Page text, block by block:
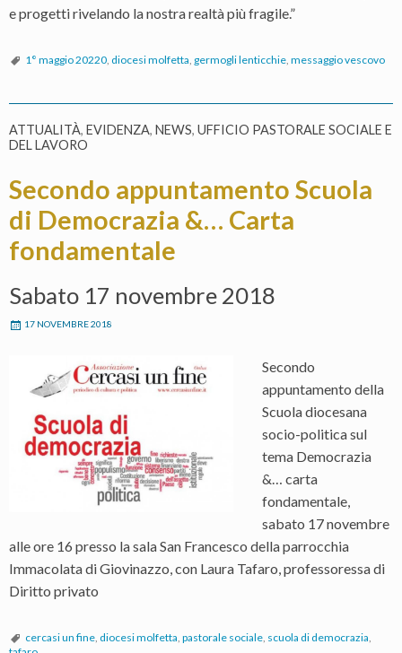
e progetti rivelando la nostra realtà più fragile.”
1° maggio 20220 diocesi molfetta germogli lenticchie messaggio vescovo
ATTUALITÀ, EVIDENZA, NEWS, UFFICIO PASTORALE SOCIALE E
DEL LAVORO
Secondo appuntamento Scuola
di Democrazia &… Carta
fondamentale
Sabato 17 novembre 2018
17 NOVEMBRE 2018
Secondo
appuntamento della
Scuola diocesana
socio-politica sul
tema Democrazia
&… carta
fondamentale,
sabato 17 novembre
alle ore 16 presso la sala San Francesco della parrocchia
Immacolata di Giovinazzo, con Laura Tafaro, professoressa di
Diritto privato
cercasi un fine diocesi molfetta pastorale sociale scuola di democrazia